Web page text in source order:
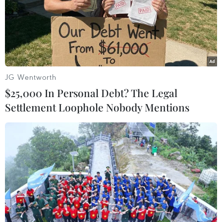
6.014 khu đất, tương đương 4.540ha với giá trị
hơn 125.000 tỷ đồng và 3.675 nhà thuộc sở hữu
nhà nước có giá trị hơn 9.733 tỷ đồng.
Đây sẽ là nguồn thu lớn cho ngân sách Thành
phố khi tiến hành sắp xếp, xử lý lại nhà đất
thuộc sở hữu nhà nước theo Nghị định 167./.
(TTXVN/Vietnam+)
JG Wentworth
$25,000 In Personal Debt? The Legal
Settlement Loophole Nobody Mentions